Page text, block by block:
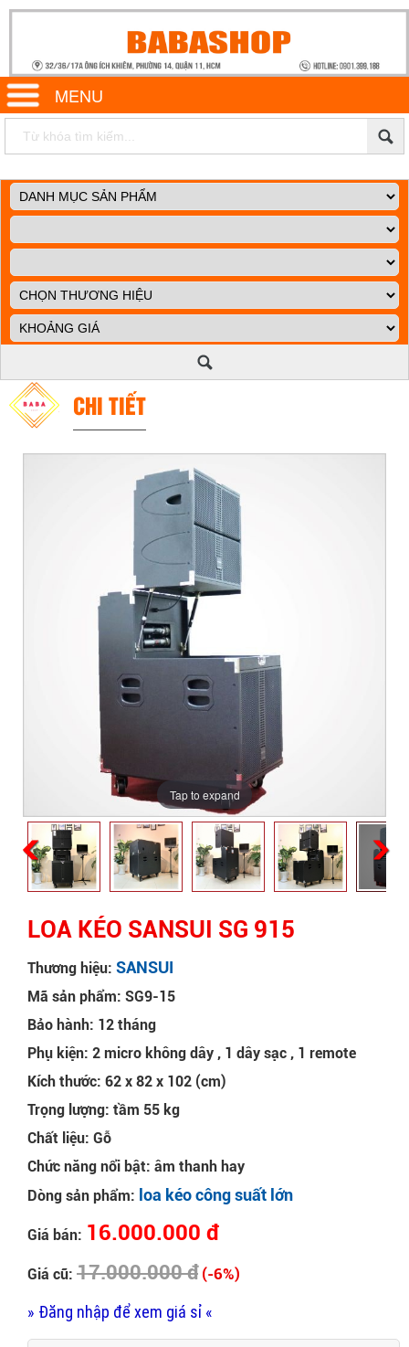
MENU
CHI TIẾT
Tap to expand
LOA KÉO SANSUI SG 915
Thương hiệu: SANSUI
Mã sản phẩm: SG9-15
Bảo hành: 12 tháng
Phụ kiện: 2 micro không dây , 1 dây sạc , 1 remote
Kích thước: 62 x 82 x 102 (cm)
Trọng lượng: tầm 55 kg
Chất liệu: Gỗ
Chức năng nổi bật: âm thanh hay
Dòng sản phẩm: loa kéo công suất lớn
Giá bán: 16.000.000 đ
Giá cũ: 17.000.000 đ (-6%)
» Đăng nhập để xem giá sỉ «